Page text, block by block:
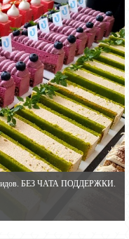
БЕЗ ЧАТА ПОДДЕРЖКИ.
БЕЗ ЧАТА ПОДДЕРЖКИ.